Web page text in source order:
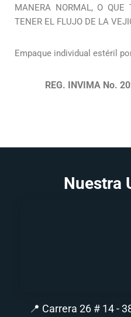
MANERA NORMAL, O QUE
TENER EL FLUJO DE LA
Empaque individual estéril
REG. INVIMA No.
Nuestra
📍 Carrera 26 # 14 -